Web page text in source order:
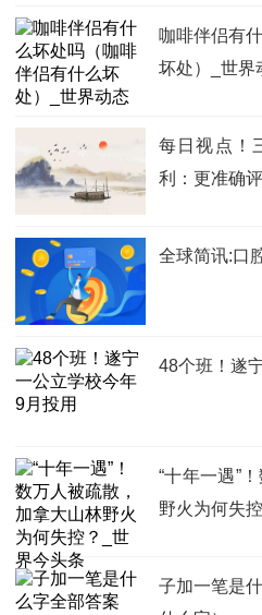
咖啡伴侣有
坏处）_世界
每日视点！
利：更准确
全球简讯:口
48个班！遂
“十年一遇”
野火为何失
子加一笔是